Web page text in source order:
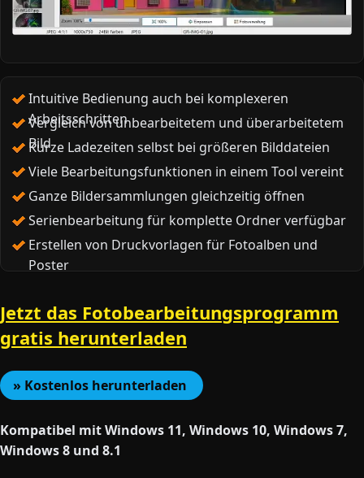
Intuitive Bedienung auch bei komplexeren
Arbeitsschritten
Vergleich von unbearbeitetem und überarbeitetem
Bild
Kurze Ladezeiten selbst bei größeren Bilddateien
Viele Bearbeitungsfunktionen in einem Tool vereint
Ganze Bildersammlungen gleichzeitig öffnen
Serienbearbeitung für komplette Ordner verfügbar
Erstellen von Druckvorlagen für Fotoalben und
Poster
Jetzt das Fotobearbeitungsprogramm
gratis herunterladen
» Kostenlos herunterladen
Kompatibel mit Windows 11, Windows 10, Windows 7,
Windows 8 und 8.1